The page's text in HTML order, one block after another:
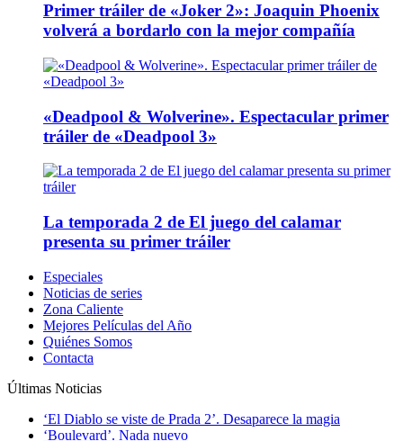
Primer tráiler de «Joker 2»: Joaquin Phoenix
volverá a bordarlo con la mejor compañía
«Deadpool & Wolverine». Espectacular primer
tráiler de «Deadpool 3»
La temporada 2 de El juego del calamar
presenta su primer tráiler
Especiales
Noticias de series
Zona Caliente
Mejores Películas del Año
Quiénes Somos
Contacta
Últimas Noticias
‘El Diablo se viste de Prada 2’. Desaparece la magia
‘Boulevard’. Nada nuevo